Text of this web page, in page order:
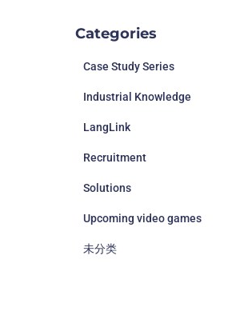
Categories
Case Study Series
Industrial Knowledge
LangLink
Recruitment
Solutions
Upcoming video games
未分类